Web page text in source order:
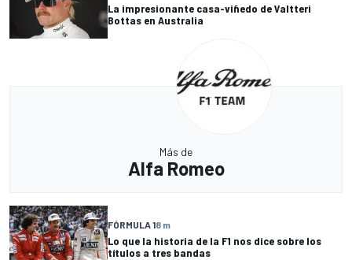
La impresionante casa-viñedo de Valtteri
Bottas en Australia
Más de
Alfa Romeo
FÓRMULA 18 m
Lo que la historia de la F1 nos dice sobre los
títulos a tres bandas